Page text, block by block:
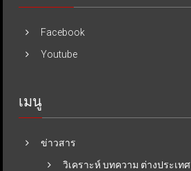
Facebook
Youtube
เมนู
ข่าวสาร
วิเคราะห์ บทความ ต่างประเทศ